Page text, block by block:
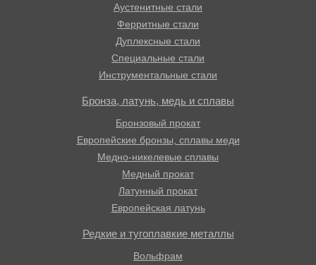
Аустенитные стали
Ферритные стали
Дуплексные стали
Специальные стали
Инструментальные стали
Бронза, латунь, медь и сплавы
Бронзовый прокат
Европейские бронзы, сплавы меди
Медно-никелевые сплавы
Медный прокат
Латунный прокат
Европейская латунь
Редкие и тугоплавкие металлы
Вольфрам